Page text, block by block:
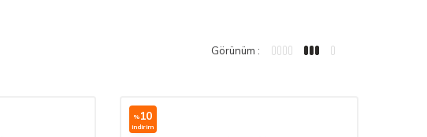
Görünüm :
% 10
i̇ndirim